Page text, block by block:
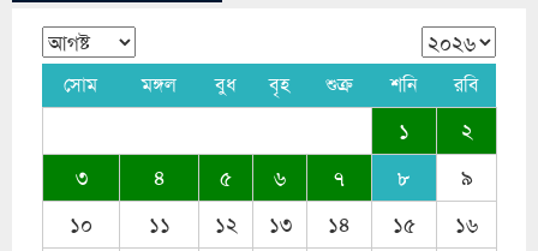
সোম মঙ্গল বুধ বৃহ শুক্র শনি রবি
১
২
৩
৪ ৫ ৬ ৭ ৮
৯
১০
১১ ১২ ১৩ ১৪ ১৫
১৬